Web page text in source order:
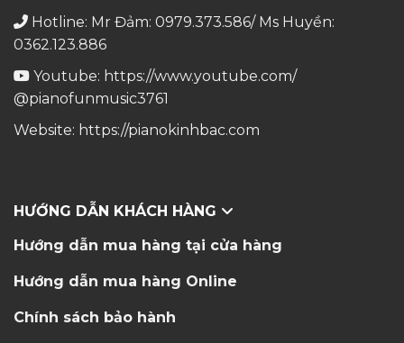
Hotline: Mr Đảm: 0979.373.586/ Ms Huyền:
0362.123.886
Youtube: https://www.youtube.com/
@pianofunmusic3761
Website: https://pianokinhbac.com
HƯỚNG DẪN KHÁCH HÀNG
Hướng dẫn mua hàng tại cửa hàng
Hướng dẫn mua hàng Online
Chính sách bảo hành